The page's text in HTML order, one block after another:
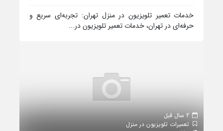
خدمات تعمیر تلویزیون در منزل تهران: تجربه‌ای سریع و
حرفه‌ای در تهران، خدمات تعمیر تلویزیون در...
تعمیرات تلویزیون در منزل